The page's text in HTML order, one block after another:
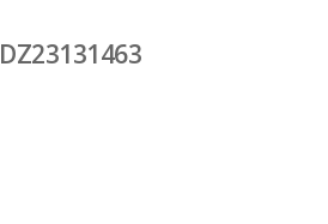
DZ23131463